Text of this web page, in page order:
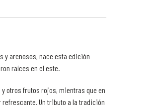
y arenosos, nace esta edición
raíces en el este.
otros frutos rojos, mientras que en
Un tributo a la tradición